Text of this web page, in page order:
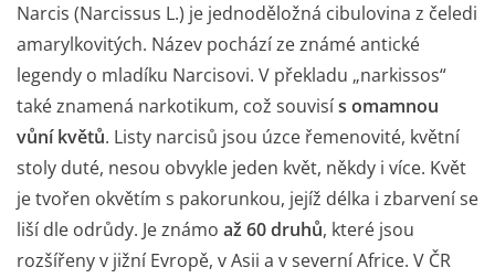
Narcis (Narcissus L.) je jednoděložná cibulovina z čeledi
amarylkovitých. Název pochází ze známé antické
legendy o mladíku Narcisovi. V překladu „narkissos“
také znamená narkotikum, což souvisís omamnou
vůní květů. Listy narcisů jsou úzce řemenovité, květní
stoly duté, nesou obvykle jeden květ, někdy i více. Květ
je tvořen okvětím s pakorunkou, jejíž délka i zbarvení se
liší dle odrůdy. Je známo až 60 druhů, které jsou
rozšířeny v jižní Evropě, v Asii a v severní Africe. V ČR